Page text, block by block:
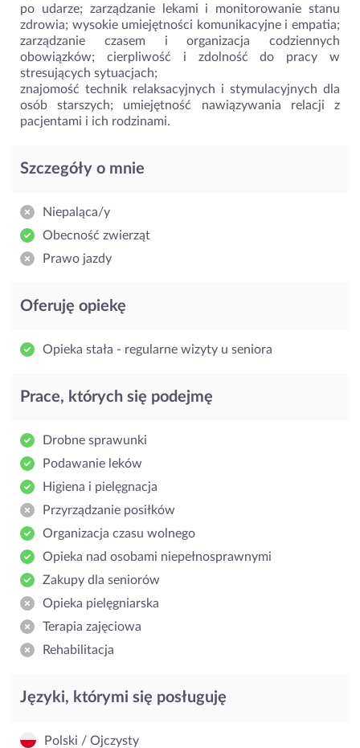
po udarze; zarządzanie lekami i monitorowanie stanu
zdrowia; wysokie umiejętności komunikacyjne i empatia;
zarządzanie czasem i organizacja codziennych
obowiązków; cierpliwość i zdolność do pracy w
stresujących sytuacjach;
znajomość technik relaksacyjnych i stymulacyjnych dla
osób starszych; umiejętność nawiązywania relacji z
pacjentami i ich rodzinami.
Szczegóły o mnie
Niepaląca/y
Obecność zwierząt
Prawo jazdy
Oferuję opiekę
Opieka stała - regularne wizyty u seniora
Prace, których się podejmę
Drobne sprawunki
Podawanie leków
Higiena i pielęgnacja
Przyrządzanie posiłków
Organizacja czasu wolnego
Opieka nad osobami niepełnosprawnymi
Zakupy dla seniorów
Opieka pielęgniarska
Terapia zajęciowa
Rehabilitacja
Języki, którymi się posługuję
Polski / Ojczysty